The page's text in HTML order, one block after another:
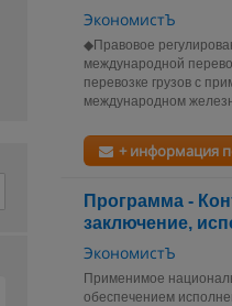
ЭкономистЪ
◆Правовое
международной
перевозке грузов с
международном
+ информация
Программа -
заключение,
ЭкономистЪ
Применимое
обеспечением